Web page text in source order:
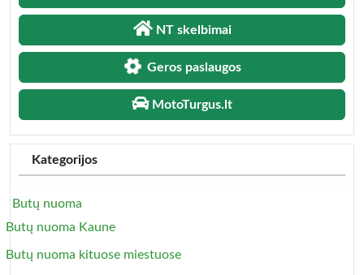
NT skelbimai
Geros paslaugos
MotoTurgus.lt
Kategorijos
Butų nuoma
Butų nuoma Kaune
Butų nuoma kituose miestuose